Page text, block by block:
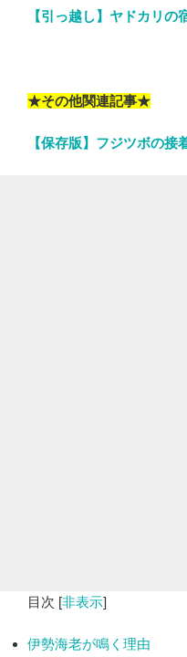
【引っ越し】ヤドカリの
★その他関連記事★
【保存版】フジツボの接
目次 [非表示]
伊勢海老が鳴く理由